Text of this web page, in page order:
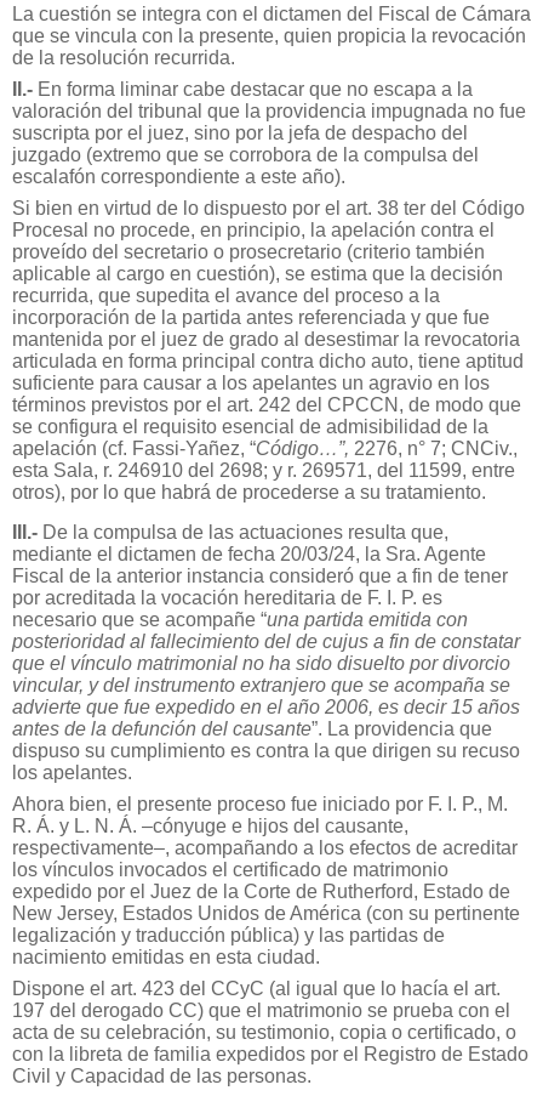
La cuestión se integra con el dictamen del Fiscal de Cámara
que se vincula con la presente, quien propicia la revocación
de la resolución recurrida.
II.- En forma liminar cabe destacar que no escapa a la
valoración del tribunal que la providencia impugnada no fue
suscripta por el juez, sino por la jefa de despacho del
juzgado (extremo que se corrobora de la compulsa del
escalafón correspondiente a este año).
Si bien en virtud de lo dispuesto por el art. 38 ter del Código
Procesal no procede, en principio, la apelación contra el
proveído del secretario o prosecretario (criterio también
aplicable al cargo en cuestión), se estima que la decisión
recurrida, que supedita el avance del proceso a la
incorporación de la partida antes referenciada y que fue
mantenida por el juez de grado al desestimar la revocatoria
articulada en forma principal contra dicho auto, tiene aptitud
suficiente para causar a los apelantes un agravio en los
términos previstos por el art. 242 del CPCCN, de modo que
se configura el requisito esencial de admisibilidad de la
apelación (cf. Fassi-Yañez, “Código…”, 2276, n° 7; CNCiv.,
esta Sala, r. 246910 del 2698; y r. 269571, del 11599, entre
otros), por lo que habrá de procederse a su tratamiento.
III.- De la compulsa de las actuaciones resulta que,
mediante el dictamen de fecha 20/03/24, la Sra. Agente
Fiscal de la anterior instancia consideró que a fin de tener
por acreditada la vocación hereditaria de F. I. P. es
necesario que se acompañe “una partida emitida con
posterioridad al fallecimiento del de cujus a fin de constatar
que el vínculo matrimonial no ha sido disuelto por divorcio
vincular, y del instrumento extranjero que se acompaña se
advierte que fue expedido en el año 2006, es decir 15 años
antes de la defunción del causante”. La providencia que
dispuso su cumplimiento es contra la que dirigen su recuso
los apelantes.
Ahora bien, el presente proceso fue iniciado por F. I. P., M.
R. Á. y L. N. Á. –cónyuge e hijos del causante,
respectivamente–, acompañando a los efectos de acreditar
los vínculos invocados el certificado de matrimonio
expedido por el Juez de la Corte de Rutherford, Estado de
New Jersey, Estados Unidos de América (con su pertinente
legalización y traducción pública) y las partidas de
nacimiento emitidas en esta ciudad.
Dispone el art. 423 del CCyC (al igual que lo hacía el art.
197 del derogado CC) que el matrimonio se prueba con el
acta de su celebración, su testimonio, copia o certificado, o
con la libreta de familia expedidos por el Registro de Estado
Civil y Capacidad de las personas.